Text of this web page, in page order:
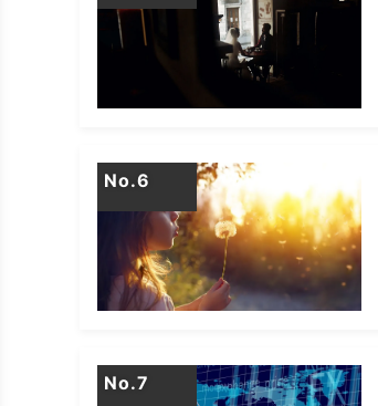
No.
No.